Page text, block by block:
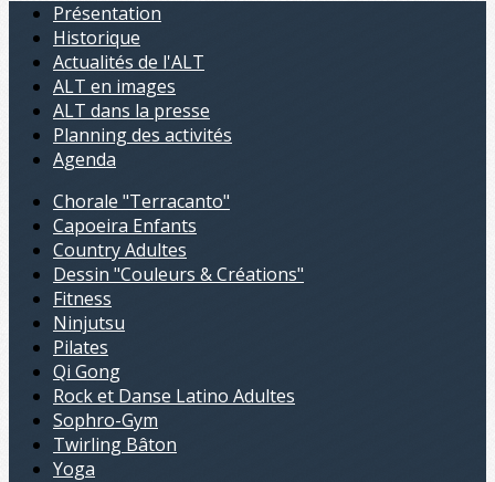
Présentation
Historique
Actualités de l'ALT
ALT en images
ALT dans la presse
Planning des activités
Agenda
Chorale "Terracanto"
Capoeira Enfants
Country Adultes
Dessin "Couleurs & Créations"
Fitness
Ninjutsu
Pilates
Qi Gong
Rock et Danse Latino Adultes
Sophro-Gym
Twirling Bâton
Yoga